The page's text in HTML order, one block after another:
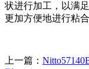
状进行加工，以满
更加方便地进行粘
上一篇：